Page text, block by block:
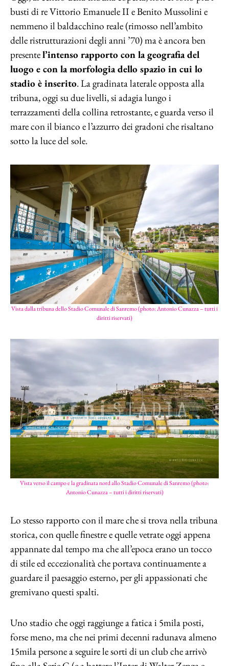
busti di re Vittorio Emanuele II e Benito Mussolini e
nemmeno il baldacchino reale (rimosso nell’ambito
delle ristrutturazioni degli anni ’70) ma è ancora ben
presentel’intenso rapporto con la geografia del
luogo e con la morfologia dello spazio in cui lo
stadio è inserito. La gradinata laterale opposta alla
tribuna, oggi su due livelli, si adagia lungo i
terrazzamenti della collina retrostante, e guarda verso il
mare con il bianco e l’azzurro dei gradoni che risaltano
sotto la luce del sole.
Vista dalla tribuna dello Stadio Comunale di Sanremo (photo: Antonio Cunazza – tutti i
diritti riservati)
Vista verso il campo e la gradinata nord allo Stadio Comunale di Sanremo (photo:
Antonio Cunazza – tutti i diritti riservati)
Lo stesso rapporto con il mare che si trova nella tribuna
storica, con quelle finestre e quelle vetrate oggi appena
appannate dal tempo ma che all’epoca erano un tocco
di stile ed eccezionalità che portava continuamente a
guardare il paesaggio esterno, per gli appassionati che
gremivano questi spalti.
Uno stadio che oggi raggiunge a fatica i 5mila posti,
forse meno, ma che nei primi decenni radunava almeno
15mila persone a seguire le sorti di un club che arrivò